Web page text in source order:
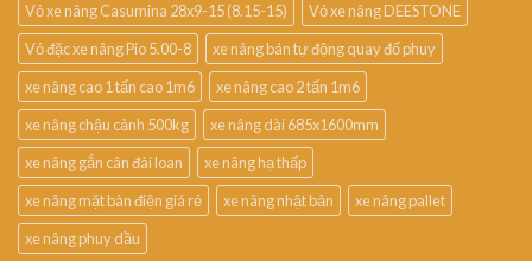
Vỏ xe nâng Casumina 28x9-15 (8.15-15)
Vỏ xe nâng DEESTONE
Vỏ đặc xe nâng Pio 5.00-8
xe nâng bán tự động quay đổ phuy
xe nâng cao 1 tấn cao 1m6
xe nâng cao 2 tấn 1m6
xe nâng chậu cảnh 500kg
xe nâng dài 685x1600mm
xe nâng gắn cân đài loan
xe nâng hạ thấp
xe nâng mặt bàn điện giá rẻ
xe nâng nhật bản
xe nâng pallet
xe nâng phuy dầu